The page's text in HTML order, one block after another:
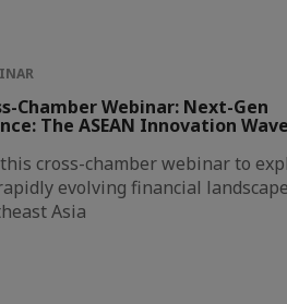
Chamber Webinar: Next-Gen
The ASEAN Innovation Wave
cross-chamber webinar to
evolving financial
Asia